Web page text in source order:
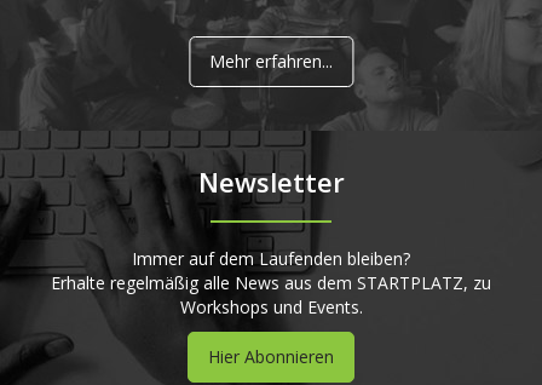
Mehr erfahren...
Newsletter
Immer auf dem Laufenden bleiben?
Erhalte regelmäßig alle News aus dem STARTPLATZ, zu
Workshops und Events.
Hier Abonnieren